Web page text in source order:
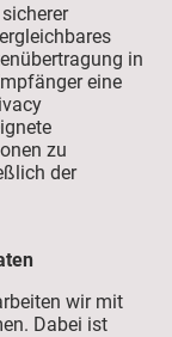
in
eine
zu
der
wir mit
Dabei ist